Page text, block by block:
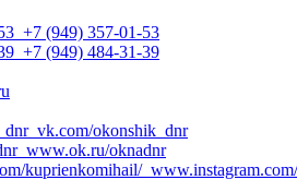
+7 (949) 357-01-53
+7 (949) 484-31-39
vk.com/okonshik_dnr
www.ok.ru/oknadnr